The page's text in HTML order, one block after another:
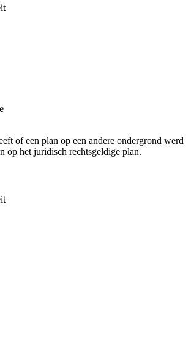
of een plan op een andere ondergrond werd
op het juridisch rechtsgeldige plan.